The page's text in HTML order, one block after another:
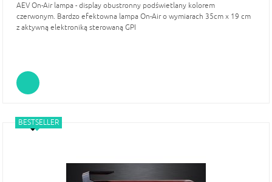
AEV On-Air lampa - display obustronny podświetlany kolorem
czerwonym. Bardzo efektowna lampa On-Air o wymiarach 35cm x 19 cm
z aktywną elektroniką sterowaną GPI
NOWOŚĆ
BESTSELLER